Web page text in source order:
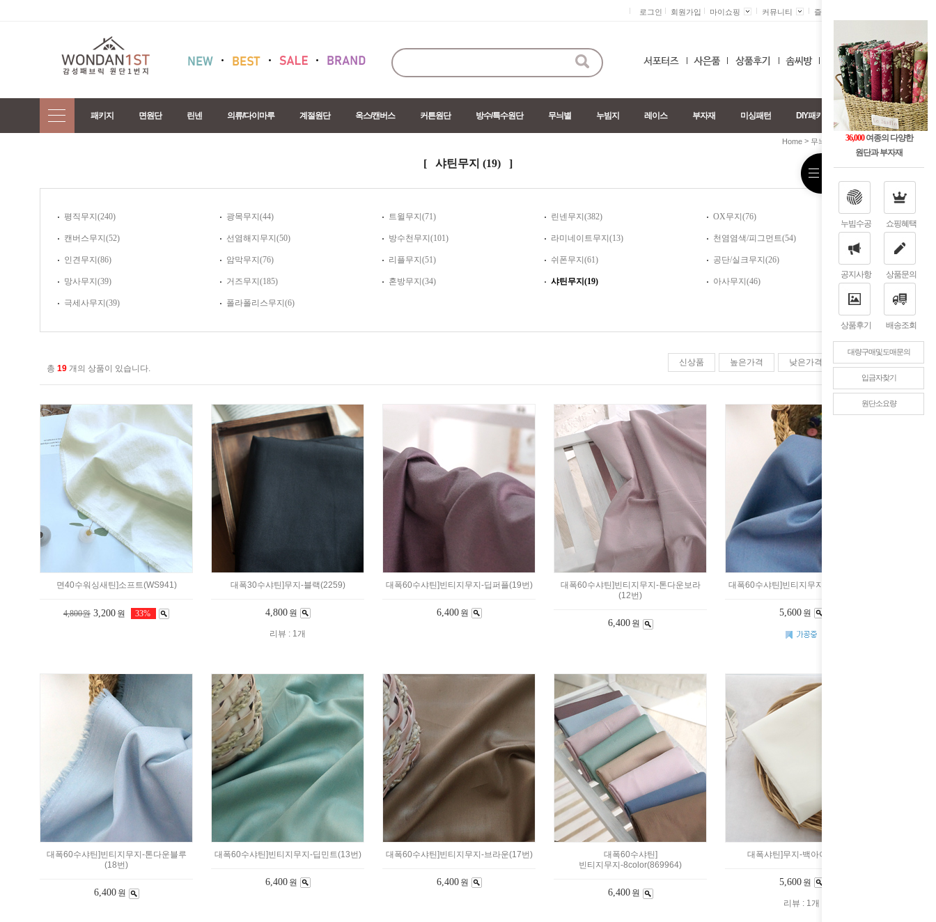
36,000여종의 다양한
원단과 부자재
누빔수공 쇼핑혜택
공지사항 상품문의
상품후기 배송조회
대량구매및도매문의
입금자찾기
원단소요량
로그인 회원가입 마이쇼핑 커뮤니티 즐겨찾기 +
0
패키지 면원단 린넨 의류/다이마루 계절원단 옥스/캔버스 커튼원단 방수/특수원단 무늬별 누빔지 레이스 부자재 미싱패턴 DIY패키지
Home > 무늬별 무지>샤틴무지
[ 샤틴무지 (19) ]
평직무지(240) 광목무지(44) 트윌무지(71) 린넨무지(382) OX무지(76)
캔버스무지(52) 선염해지무지(50) 방수천무지(101) 라미네이트무지(13) 천염염색/피그먼트(54)
인견무지(86) 암막무지(76) 리플무지(51) 쉬폰무지(61) 공단/실크무지(26)
망사무지(39) 거즈무지(185) 혼방무지(34) 샤틴무지(19) 아사무지(46)
극세사무지(39) 폴라폴리스무지(6)
총 19 개의 상품이 있습니다.
신상품 높은가격 낮은가격 판매순위
면40수워싱새틴]소프트(WS941)
4,800원 3,200 원 33%
대폭30수샤틴]무지-블랙(2259)
4,800 원
리뷰 : 1개
대폭60수샤틴]빈티지무지-딥퍼플(19번)
6,400 원
대폭60수샤틴]빈티지무지-톤다운보라
(12번)
6,400 원
대폭60수샤틴]빈티지무지-딥블루(16번)
5,600 원
대폭60수샤틴]빈티지무지-톤다운블루
(18번)
6,400 원
대폭60수샤틴]빈티지무지-딥민트(13번)
6,400 원
대폭60수샤틴]빈티지무지-브라운(17번)
6,400 원
대폭60수샤틴]
빈티지무지-8color(869964)
6,400 원
대폭샤틴]무지-백아이(A-362)
5,600 원
리뷰 : 1개